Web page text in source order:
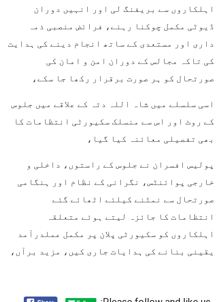
اہلکاروں سے بریفنگ لی اور انہیں دوران
ڈیوٹی مکمل چوکنا رہنے، فرائض منصبی ذمہ
داری اور مستعدی کے ساتھ انجام دینے کی ہدایت
کی تاکہ مجالس کے دوران امن و امان کی
صورتحال کو ہر صورت برقرار رکھا جا سکے،
اسی سلسلے میں شاہ اللہ دتہ کے علاقے میں جلوس
کے روٹ اور اس سے منسلک سکیورٹی انتظامات کا
بھی تفصیلی معائنہ کیا گیا،
پولیس افسران نے جلوس کے راستوں، داخلی و
خارجی پوائنٹس، نگرانی کے نظام اور ہنگامی
صورتحال سے نمٹنے کیلئے اٹھائے گئے
انتظامات کا جائزہ لیتے ہوئے متعلقہ
اہلکاروں کو سکیورٹی پلان پر مکمل عملدرآمد
یقینی بنانے کی ہدایات جاری کیں، مزید برآں،